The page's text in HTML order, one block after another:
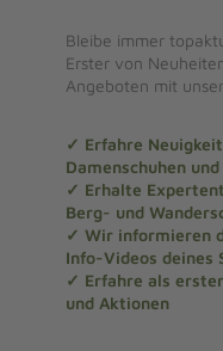
Bleibe immer
Erster von
Angeboten mit
✓ Erfahre
Damenschuhen
✓ Erhalte
Berg- und
✓ Wir informieren
Info-Videos deines
✓ Erfahre als
und Aktionen